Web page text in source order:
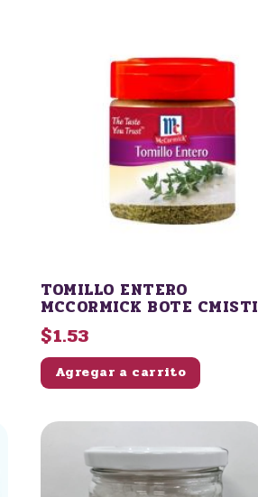
TOMILLO ENTERO
MCCORMICK BOTE
MIN 12 GR
$1.53
Agregar a carrito